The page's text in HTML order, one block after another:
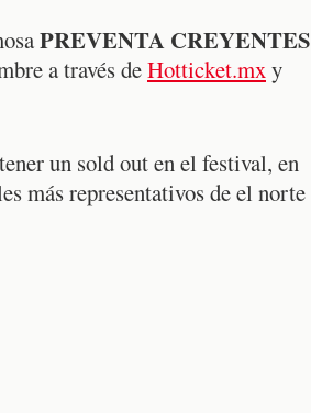
PREVENTA CREYENTES
a través deHotticket.mxy
un sold out en el festival, en
más representativos de el norte